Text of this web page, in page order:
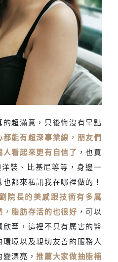
，輕鬆擁有
深V
超滿意，只後悔沒有早點
能有超深事業線，朋友們
看起來更有自信了 ，也買
裝、比基尼等等，身邊一
都來私訊我在哪裡做的！
院長的美感跟技術有多厲
脂肪存活的也很好 ，可以
莘，這裡不只有厲害的醫
境以及親切友善的服務人
變漂亮，推薦大家做抽脂補